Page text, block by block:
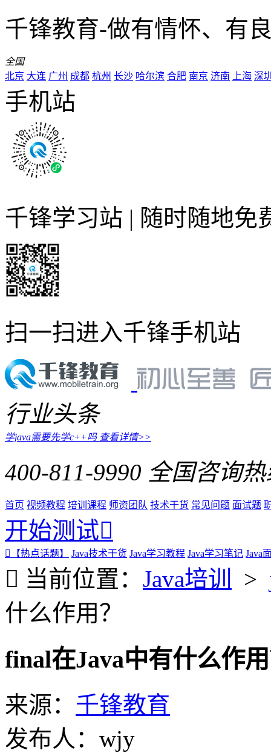
千锋教育-做有情怀、有
全国
北京 大连 广州 成都 杭州 长沙 哈尔滨 合肥 南京 济南 上海 深
手机站
千锋学习站 | 随时随地免
扫一扫进入千锋手机站
行业头条
学java需要先学c++吗 查看详情>>
400-811-9990 全国咨询
首页 视频教程 培训课程 师资团队 技术干货 常见问题 面试题
开始测试
【热点话题】 Java技术干货 Java学习教程 Java学习笔记 Java
当前位置： Java培训 >
什么作用？
final在Java中有什么作
来源： 千锋教育
发布人：wjy